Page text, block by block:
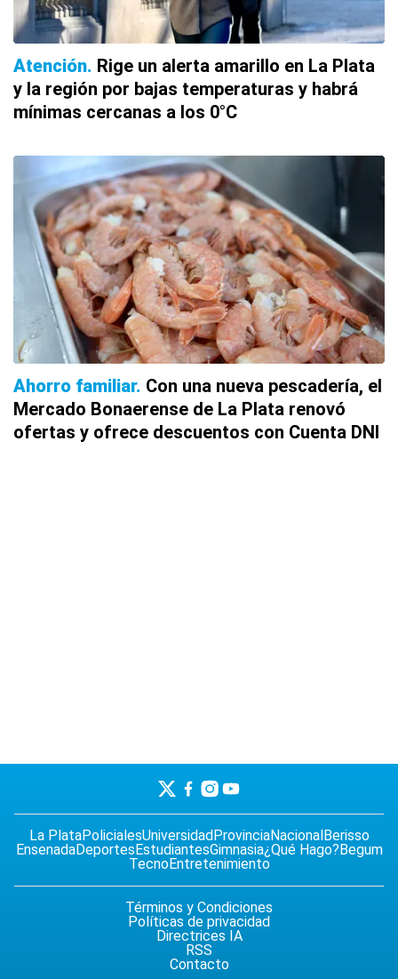
Atención Rige un alerta amarillo en La Plata
y la región por bajas temperaturas y habrá
mínimas cercanas a los 0°C
Ahorro familiar Con una nueva pescadería, el
Mercado Bonaerense de La Plata renovó
ofertas y ofrece descuentos con Cuenta DNI
La PlataPolicialesUniversidadProvinciaNacionalBerisso
EnsenadaDeportesEstudiantesGimnasia¿Qué Hago?Begum
TecnoEntretenimiento
Términos y Condiciones
Políticas de privacidad
Directrices IA
RSS
Contacto